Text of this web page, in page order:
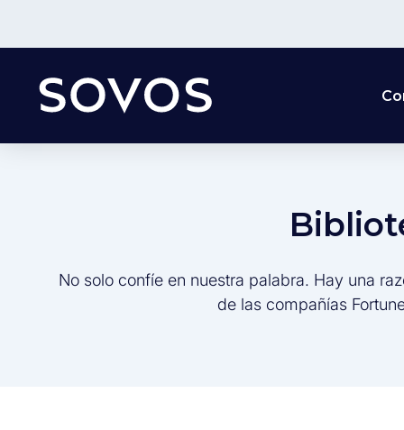
No solo confíe en nuestra palabra. Hay una
de las compañías